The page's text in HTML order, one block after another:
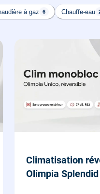
à gaz 6 Chauffe-eau
Climatisation
Olimpia